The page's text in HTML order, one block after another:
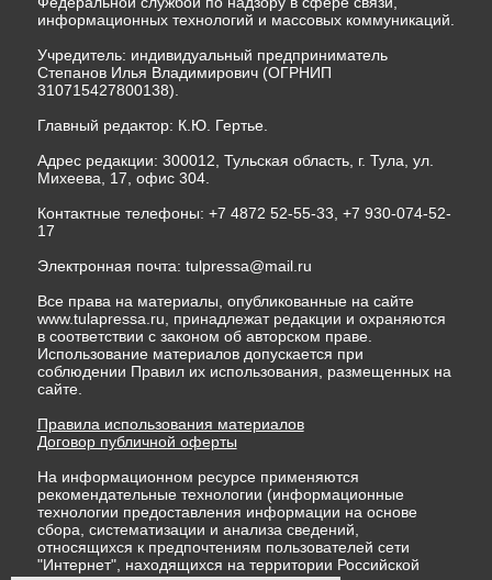
информационных технологий и массовых коммуникаций.
Учредитель: индивидуальный предприниматель
Степанов Илья Владимирович (ОГРНИП
310715427800138).
Главный редактор: К.Ю. Гертье.
Адрес редакции: 300012, Тульская область, г. Тула, ул.
Михеева, 17, офис 304.
Контактные телефоны: +7 4872 52-55-33, +7 930-074-52-
17
Электронная почта: tulpressa@mail.ru
Все права на материалы, опубликованные на сайте
www.tulapressa.ru, принадлежат редакции и охраняются
в соответствии с законом об авторском праве.
Использование материалов допускается при
соблюдении Правил их использования, размещенных на
сайте.
Правила использования материалов
Договор публичной оферты
На информационном ресурсе применяются
рекомендательные технологии (информационные
технологии предоставления информации на основе
сбора, систематизации и анализа сведений,
относящихся к предпочтениям пользователей сети
"Интернет", находящихся на территории Российской